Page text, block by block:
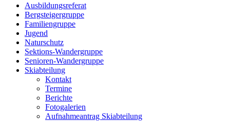
Ausbildungsreferat
Bergsteigergruppe
Familiengruppe
Jugend
Naturschutz
Sektions-Wandergruppe
Senioren-Wandergruppe
Skiabteilung
Kontakt
Termine
Berichte
Fotogalerien
Aufnahmeantrag Skiabteilung